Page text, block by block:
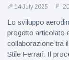
14 July 2025
Lo sviluppo
progetto articolato
collaborazione tra
Stile Ferrari. Il